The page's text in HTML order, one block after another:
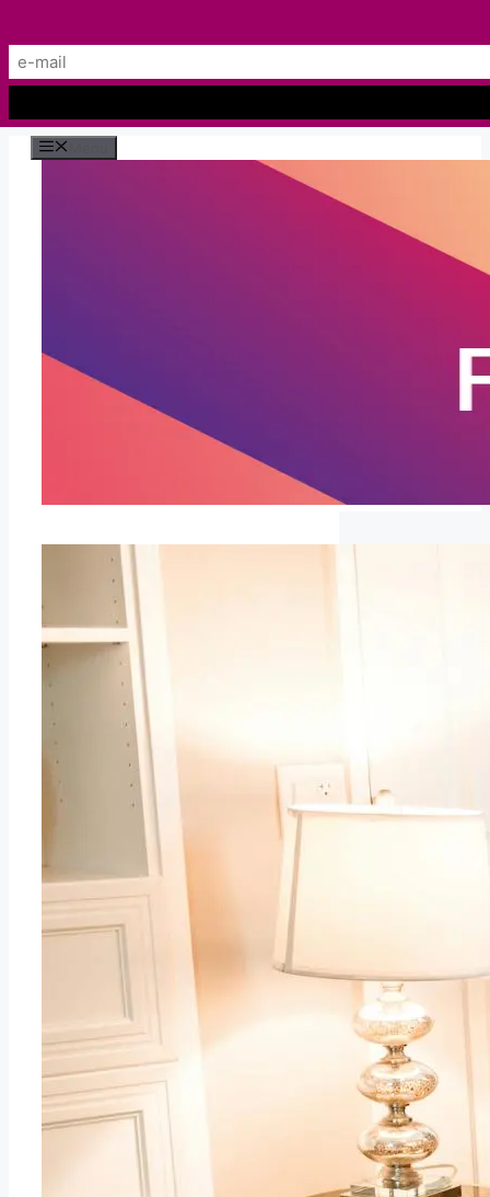
Preskočiť